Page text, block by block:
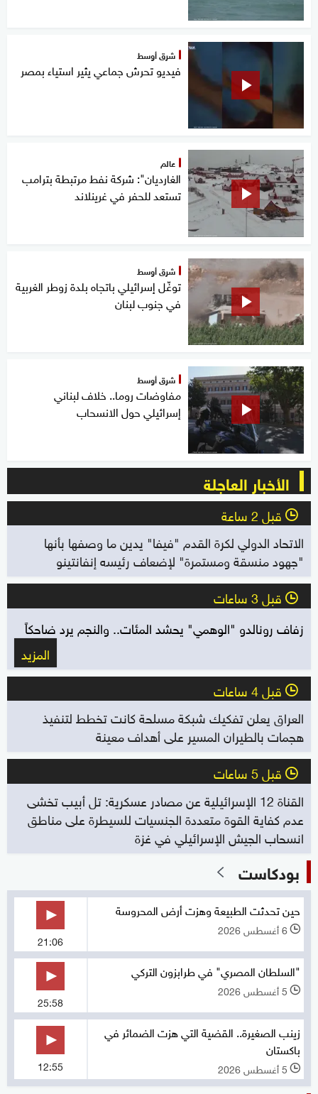
شرق أوسط
فيديو تحرش جماعي يثير استياء بمصر
عالم
الغارديان": شركة نفط مرتبطة بترامب
تستعد للحفر في غرينلاند
شرق أوسط
توغّل إسرائيلي باتجاه بلدة زوطر الغربية
في جنوب لبنان
شرق أوسط
مفاوضات روما.. خلاف لبناني
إسرائيلي حول الانسحاب
الأخبار العاجلة
l قبل 2 ساعة
الاتحاد الدولي لكرة القدم "فيفا" يدين ما وصفها بأنها
"جهود منسقة ومستمرة" لإضعاف رئيسه إنفانتينو
l قبل 3 ساعات
زفاف رونالدو "الوهمي" يحشد المئات.. والنجم يرد ضاحكاً
المزيد
l قبل 4 ساعات
العراق يعلن تفكيك شبكة مسلحة كانت تخطط لتنفيذ
هجمات بالطيران المسير على أهداف معينة
l قبل 5 ساعات
القناة 12 الإسرائيلية عن مصادر عسكرية: تل أبيب تخشى
عدم كفاية القوة متعددة الجنسيات للسيطرة على مناطق
انسحاب الجيش الإسرائيلي في غزة
بودكاست
حين تحدثت الطبيعة وهزت أرض المحروسة
l 6 أغسطس 2026
21:06
"السلطان المصري" في طرابزون التركي
l 5 أغسطس 2026
25:58
زينب الصغيرة.. القضية التي هزت الضمائر في
باكستان
l 5 أغسطس 2026 12:55